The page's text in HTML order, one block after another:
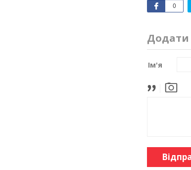
0
Додати
Ім'я